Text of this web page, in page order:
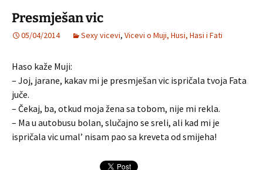
Presmješan vic
05/04/2014 Sexy vicevi, Vicevi o Muji, Husi, Hasi i Fati
Haso kaže Muji:
– Joj, jarane, kakav mi je presmješan vic ispričala tvoja Fata
juče.
– Čekaj, ba, otkud moja žena sa tobom, nije mi rekla.
– Ma u autobusu bolan, slučajno se sreli, ali kad mi je
ispričala vic umal’ nisam pao sa kreveta od smijeha!